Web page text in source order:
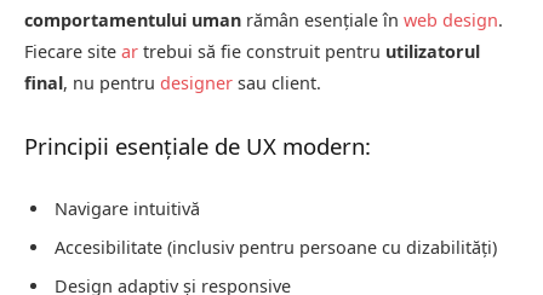
comportamentului uman rămân esențiale în web design
Fiecare site ar trebui să fie construit pentru utilizatorul
final , nu pentru designer sau client.
Principii esențiale de UX modern:
Navigare intuitivă
Accesibilitate (inclusiv pentru persoane cu dizabilități)
Design adaptiv și responsive